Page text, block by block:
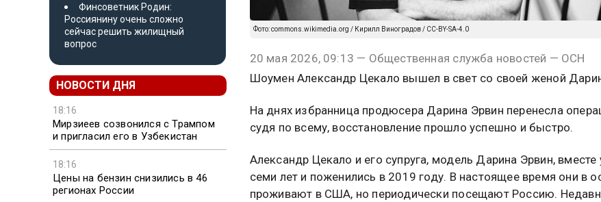
Финсоветник Родин:
Россиянину очень сложно
сейчас решить жилищный
вопрос
НОВОСТИ ДНЯ
18:16
Мирзиеев созвонился с Трампом
и пригласил его в Узбекистан
18:16
Цены на бензин снизились в 46
регионах России
Фото: commons.wikimedia.org / Кирилл Виноградов / CC-BY-SA-4.0
20 мая 2026, 09:13 — Общественная служба новостей — ОСН
Шоумен Александр Цекало вышел в свет со своей женой
На днях избранница продюсера Дарина Эрвин перенесла
судя по всему, восстановление прошло успешно и быстро.
Александр Цекало и его супруга, модель Дарина Эрвин,
семи лет и поженились в 2019 году. В настоящее время они в
проживают в США, но периодически посещают Россию.